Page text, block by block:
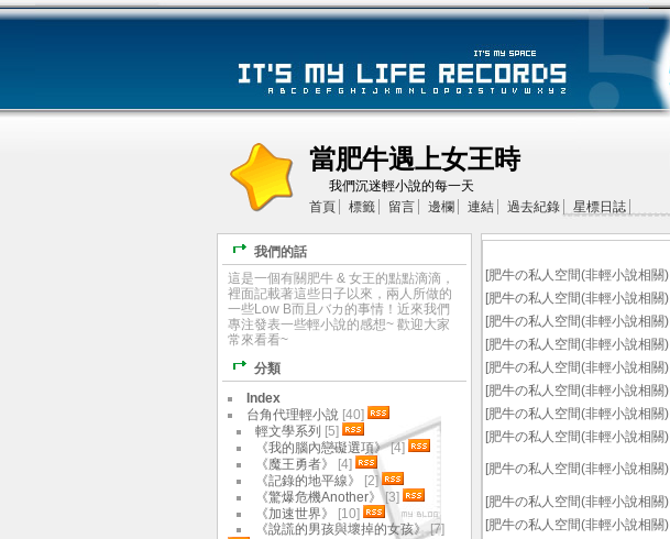
當肥牛遇上女王時
我們沉迷輕小說的每一天
首頁
標籤 留言 邊欄 連結 過去紀錄 星標日誌
[肥牛の私人空間(非輕小說相關)
[肥牛の私人空間(非輕小說相關)
[肥牛の私人空間(非輕小說相關)
[肥牛の私人空間(非輕小說相關)
[肥牛の私人空間(非輕小說相關)
[肥牛の私人空間(非輕小說相關)
[肥牛の私人空間(非輕小說相關)
[肥牛の私人空間(非輕小說相關)
[肥牛の私人空間(非輕小說相關)
[肥牛の私人空間(非輕小說相關)
[肥牛の私人空間(非輕小說相關)
我們的話
這是一個有關肥牛 & 女王的點點滴滴，
裡面記載著這些日子以來，兩人所做的
一些Low B而且バカ的事情！近來我們
專注發表一些輕小說的感想~ 歡迎大家
常來看看~
分類
Index
台角代理輕小說 [40]
輕文學系列 [5]
《我的腦內戀礙選項》[4]
《魔王勇者》
[4]
《記錄的地平線》
[2]
《驚爆危機Another》[3]
《加速世界》
[10]
《說謊的男孩與壞掉的女孩》[7]